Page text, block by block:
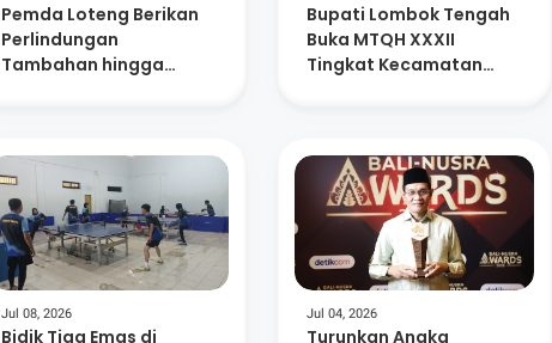
Pemda Loteng Berikan
Perlindungan
Tambahan hingga
Bupati Lombok Tengah
Buka MTQH XXXII
Tingkat Kecamatan
Jul 08, 2026
Bidik Tiga Emas di
Jul 04, 2026
Turunkan Angka